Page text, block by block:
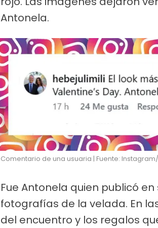
Antonela.
Comentario de una usuaria | Fuente:
Fue Antonela quien publicó
fotografías de la velada. En
del encuentro y los regalos